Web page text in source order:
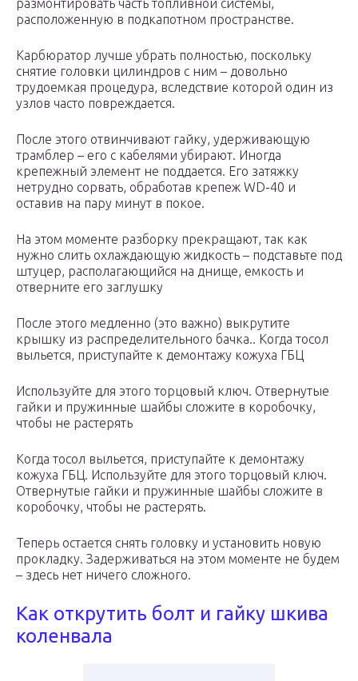
размонтировать часть топливной системы,
расположенную в подкапотном пространстве.
Карбюратор лучше убрать полностью, поскольку
снятие головки цилиндров с ним – довольно
трудоемкая процедура, вследствие которой один из
узлов часто повреждается.
После этого отвинчивают гайку, удерживающую
трамблер – его с кабелями убирают. Иногда
крепежный элемент не поддается. Его затяжку
нетрудно сорвать, обработав крепеж WD-40 и
оставив на пару минут в покое.
На этом моменте разборку прекращают, так как
нужно слить охлаждающую жидкость – подставьте под
штуцер, располагающийся на днище, емкость и
отверните его заглушку
После этого медленно (это важно) выкрутите
крышку из распределительного бачка.. Когда тосол
выльется, приступайте к демонтажу кожуха ГБЦ
Используйте для этого торцовый ключ. Отвернутые
гайки и пружинные шайбы сложите в коробочку,
чтобы не растерять
Когда тосол выльется, приступайте к демонтажу
кожуха ГБЦ. Используйте для этого торцовый ключ.
Отвернутые гайки и пружинные шайбы сложите в
коробочку, чтобы не растерять.
Теперь остается снять головку и установить новую
прокладку. Задерживаться на этом моменте не будем
– здесь нет ничего сложного.
Как открутить болт и гайку шкива
коленвала